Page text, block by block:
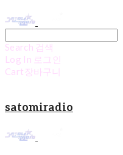
Search 검색
Log In 로그인
Cart 장바구니
satomiradio